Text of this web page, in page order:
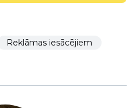
Reklāmas iesācējiem